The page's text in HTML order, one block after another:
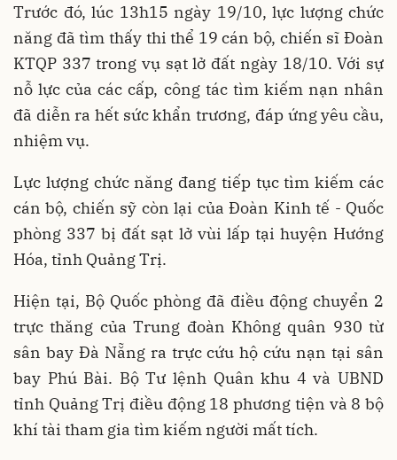
Trước đó, lúc 13h15 ngày 19/10, lực lượng chức
năng đã tìm thấy thi thể 19 cán bộ, chiến sĩ Đoàn
KTQP 337 trong vụ sạt lở đất ngày 18/10. Với sự
nỗ lực của các cấp, công tác tìm kiếm nạn nhân
đã diễn ra hết sức khẩn trương, đáp ứng yêu cầu,
nhiệm vụ.
Lực lượng chức năng đang tiếp tục tìm kiếm các
cán bộ, chiến sỹ còn lại của Đoàn Kinh tế - Quốc
phòng 337 bị đất sạt lở vùi lấp tại huyện Hướng
Hóa, tỉnh Quảng Trị.
Hiện tại, Bộ Quốc phòng đã điều động chuyển 2
trực thăng của Trung đoàn Không quân 930 từ
sân bay Đà Nẵng ra trực cứu hộ cứu nạn tại sân
bay Phú Bài. Bộ Tư lệnh Quân khu 4 và UBND
tỉnh Quảng Trị điều động 18 phương tiện và 8 bộ
khí tài tham gia tìm kiếm người mất tích.